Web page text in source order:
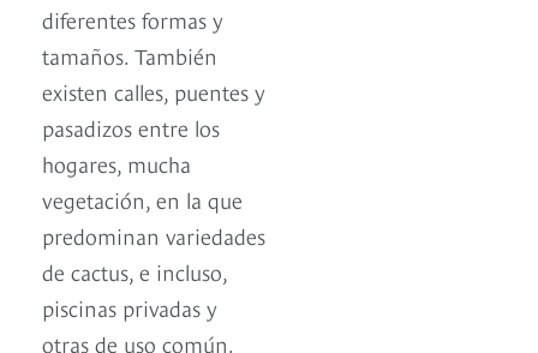
diferentes formas y
tamaños. También
existen calles, puentes y
pasadizos entre los
hogares, mucha
vegetación, en la que
predominan variedades
de cactus, e incluso,
piscinas privadas y
otras de uso común.